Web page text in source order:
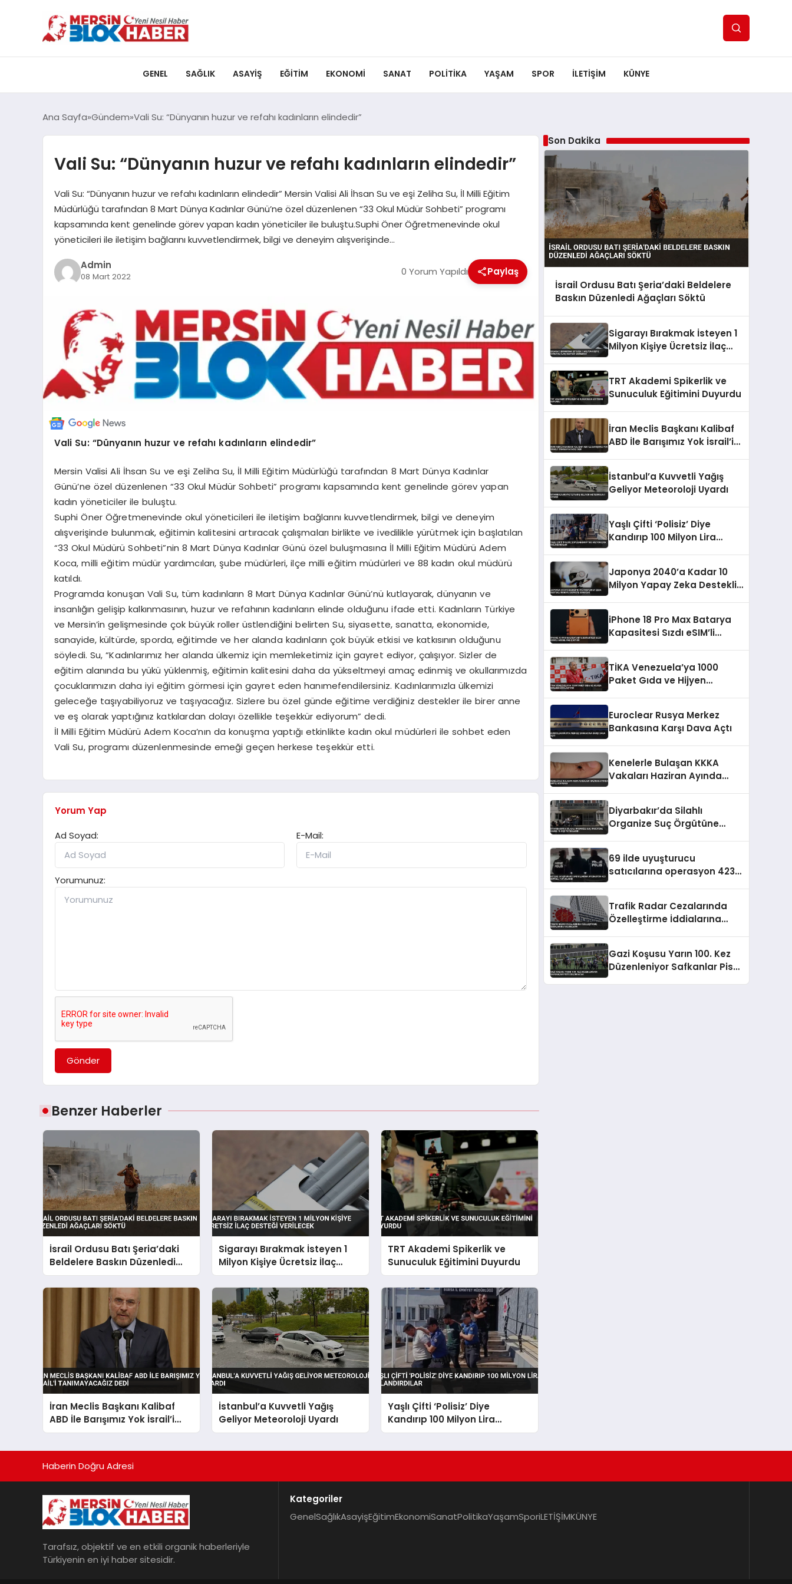
GENEL SAĞLIK ASAYIŞ EĞITIM EKONOMI SANAT POLITIKA YAŞAM SPOR ILETİŞİM KÜNYE
Ana Sayfa Gündem Vali Su: “Dünyanın huzur ve refahı kadınların elindedir”
Vali Su: “Dünyanın huzur ve refahı kadınların elindedir”
Vali Su: “Dünyanın huzur ve refahı kadınların elindedir” Mersin Valisi Ali İhsan Su ve eşi Zeliha Su, İl Milli Eğitim
Müdürlüğü tarafından 8 Mart Dünya Kadınlar Günü’ne özel düzenlenen “33 Okul Müdür Sohbeti” programı
kapsamında kent genelinde görev yapan kadın yöneticiler ile buluştu.Suphi Öner Öğretmenevinde okul
yöneticileri ile iletişim bağlarını kuvvetlendirmek, bilgi ve deneyim alışverişinde…
Admin
08 Mart 2022 0 Yorum Yapıldı Paylaş
Vali Su: “Dünyanın huzur ve refahı kadınların elindedir”
Mersin Valisi Ali İhsan Su ve eşi Zeliha Su, İl Milli Eğitim Müdürlüğü tarafından 8 Mart Dünya Kadınlar
Günü’ne özel düzenlenen “33 Okul Müdür Sohbeti” programı kapsamında kent genelinde görev yapan
kadın yöneticiler ile buluştu.
Suphi Öner Öğretmenevinde okul yöneticileri ile iletişim bağlarını kuvvetlendirmek, bilgi ve deneyim
alışverişinde bulunmak, eğitimin kalitesini artıracak çalışmaları birlikte ve ivedilikle yürütmek için başlatılan
“33 Okul Müdürü Sohbeti”nin 8 Mart Dünya Kadınlar Günü özel buluşmasına İl Milli Eğitim Müdürü Adem
Koca, milli eğitim müdür yardımcıları, şube müdürleri, ilçe milli eğitim müdürleri ve 88 kadın okul müdürü
katıldı.
Programda konuşan Vali Su, tüm kadınların 8 Mart Dünya Kadınlar Günü’nü kutlayarak, dünyanın ve
insanlığın gelişip kalkınmasının, huzur ve refahının kadınların elinde olduğunu ifade etti. Kadınların Türkiye
ve Mersin’in gelişmesinde çok büyük roller üstlendiğini belirten Su, siyasette, sanatta, ekonomide,
sanayide, kültürde, sporda, eğitimde ve her alanda kadınların çok büyük etkisi ve katkısının olduğunu
söyledi. Su, “Kadınlarımız her alanda ülkemiz için memleketimiz için gayret ediyor, çalışıyor. Sizler de
eğitim alanında bu yükü yüklenmiş, eğitimin kalitesini daha da yükseltmeyi amaç edinmiş ve okullarımızda
çocuklarımızın daha iyi eğitim görmesi için gayret eden hanımefendilersiniz. Kadınlarımızla ülkemizi
geleceğe taşıyabiliyoruz ve taşıyacağız. Sizlere bu özel günde eğitime verdiğiniz destekler ile birer anne
ve eş olarak yaptığınız katkılardan dolayı özellikle teşekkür ediyorum” dedi.
İl Milli Eğitim Müdürü Adem Koca’nın da konuşma yaptığı etkinlikte kadın okul müdürleri ile sohbet eden
Vali Su, programı düzenlenmesinde emeği geçen herkese teşekkür etti.
Yorum Yap
Ad Soyad:
E-Mail:
Yorumunuz:
Gönder
Benzer Haberler
İsrail Ordusu Batı Şeria’daki
Beldelere Baskın Düzenledi
Ağaçları Söktü
Sigarayı Bırakmak İsteyen 1
Milyon Kişiye Ücretsiz İlaç
Desteği Verilecek
TRT Akademi Spikerlik ve
Sunuculuk Eğitimini Duyurdu
İran Meclis Başkanı Kalibaf
ABD İle Barışımız Yok İsrail’i
Tanımayacağız Dedi
İstanbul’a Kuvvetli Yağış
Geliyor Meteoroloji Uyardı
Yaşlı Çifti ‘Polisiz’ Diye
Kandırıp 100 Milyon Lira
Dolandırdılar
Son Dakika
İsrail Ordusu Batı Şeria’daki Beldelere
Baskın Düzenledi Ağaçları Söktü
Sigarayı Bırakmak İsteyen 1
Milyon Kişiye Ücretsiz İlaç
TRT Akademi Spikerlik ve
Sunuculuk Eğitimini Duyurdu
İran Meclis Başkanı Kalibaf
ABD İle Barışımız Yok İsrail’i
İstanbul’a Kuvvetli Yağış
Geliyor Meteoroloji Uyardı
Yaşlı Çifti ‘Polisiz’ Diye
Kandırıp 100 Milyon Lira
Japonya 2040’a Kadar 10
Milyon Yapay Zeka Destekli
iPhone 18 Pro Max Batarya
Kapasitesi Sızdı eSIM’li
TİKA Venezuela’ya 1000
Paket Gıda ve Hijyen
Euroclear Rusya Merkez
Bankasına Karşı Dava Açtı
Kenelerle Bulaşan KKKA
Vakaları Haziran Ayında
Diyarbakır’da Silahlı
Organize Suç Örgütüne
69 ilde uyuşturucu
satıcılarına operasyon 423
Trafik Radar Cezalarında
Özelleştirme İddialarına
Gazi Koşusu Yarın 100. Kez
Düzenleniyor Safkanlar Pisti
Haberin Doğru Adresi
Tarafsız, objektif ve en etkili organik haberleriyle
Türkiyenin en iyi haber sitesidir.
Kategoriler
GenelSağlıkAsayişEğitimEkonomiSanatPolitikaYaşamSporiLETİŞİMKÜNYE